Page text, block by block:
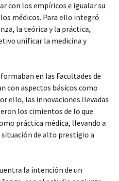
con los empíricos e igualar su
médicos. Para ello integró
la teórica y la práctica,
unificar la medicina y
en las Facultades de
con aspectos básicos como
ello, las innovaciones llevadas
los cimientos de lo que
práctica médica, llevando a
situación de alto prestigio a
la intención de un